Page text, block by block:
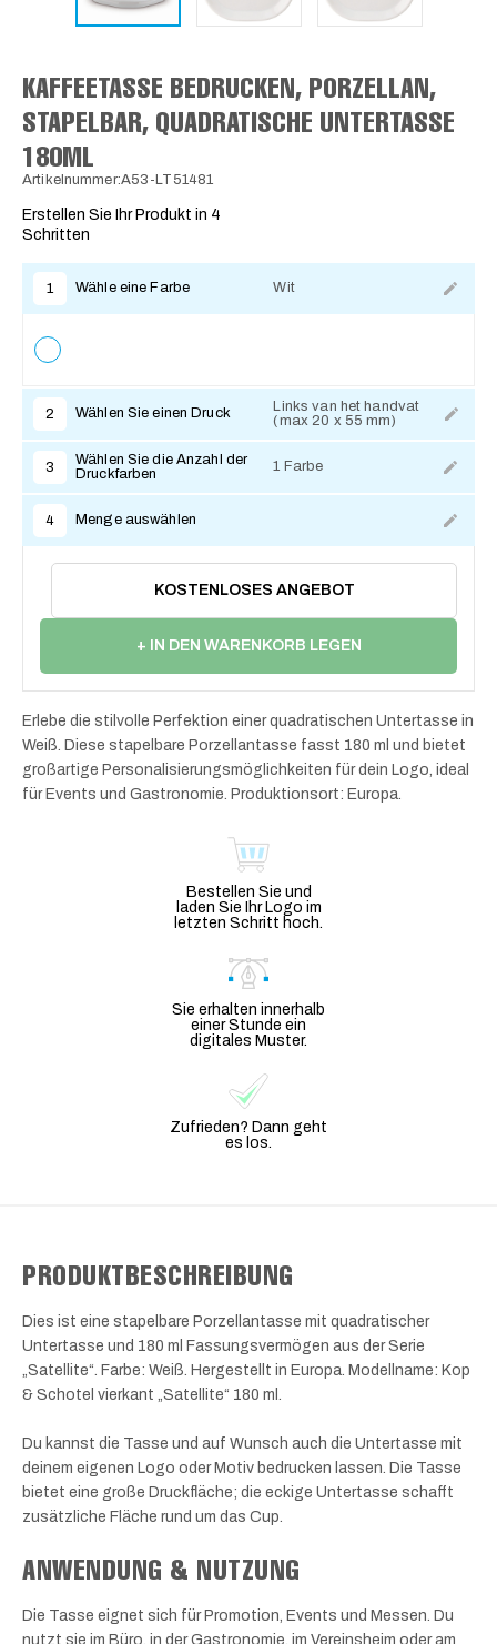
KAFFEETASSE BEDRUCKEN, PORZELLAN,
STAPELBAR, QUADRATISCHE UNTERTASSE
180ML
Artikelnummer:A53-LT51481
Erstellen Sie Ihr Produkt in 4
Schritten
1 Wähle eine Farbe Wit
2 Wählen Sie einen Druck
Links van het handvat
(max 20 x 55 mm)
3
Wählen Sie die Anzahl der
Druckfarben
1 Farbe
4 Menge auswählen
KOSTENLOSES ANGEBOT
+ IN DEN WARENKORB LEGEN
Erlebe die stilvolle Perfektion einer quadratischen Untertasse in
Weiß. Diese stapelbare Porzellantasse fasst 180 ml und bietet
großartige Personalisierungsmöglichkeiten für dein Logo, ideal
für Events und Gastronomie. Produktionsort: Europa.
Bestellen Sie und
laden Sie Ihr Logo im
letzten Schritt hoch.
Sie erhalten innerhalb
einer Stunde ein
digitales Muster.
Zufrieden? Dann geht
es los.
PRODUKTBESCHREIBUNG
Dies ist eine stapelbare Porzellantasse mit quadratischer
Untertasse und 180 ml Fassungsvermögen aus der Serie
„Satellite“. Farbe: Weiß. Hergestellt in Europa. Modellname: Kop
& Schotel vierkant „Satellite“ 180 ml.
Du kannst die Tasse und auf Wunsch auch die Untertasse mit
deinem eigenen Logo oder Motiv bedrucken lassen. Die Tasse
bietet eine große Druckfläche; die eckige Untertasse schafft
zusätzliche Fläche rund um das Cup.
ANWENDUNG & NUTZUNG
Die Tasse eignet sich für Promotion, Events und Messen. Du
nutzt sie im Büro, in der Gastronomie, im Vereinsheim oder am